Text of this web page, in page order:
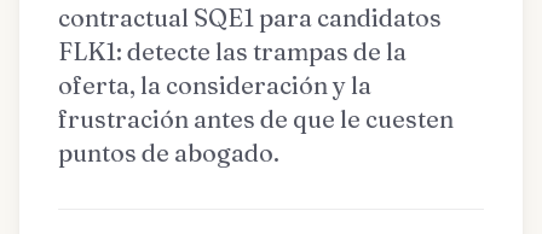
contractual SQE1 para candidatos
FLK1: detecte las trampas de la
oferta, la consideración y la
frustración antes de que le cuesten
puntos de abogado.